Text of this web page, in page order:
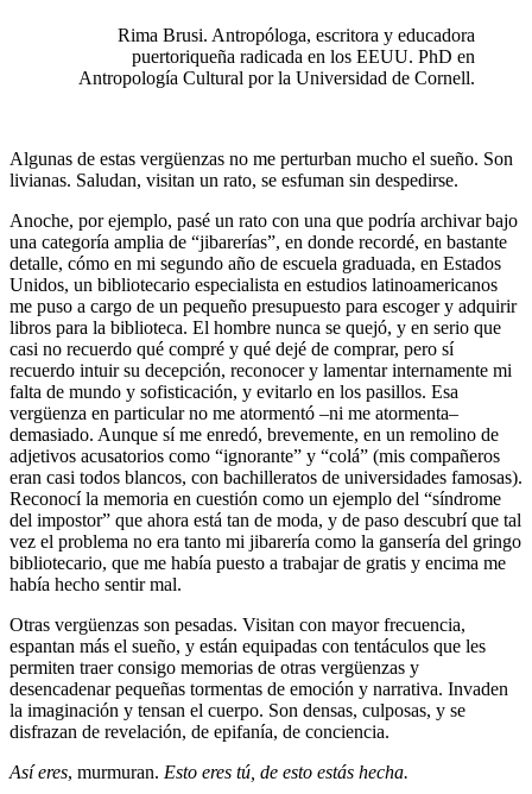
Rima Brusi. Antropóloga, escritora y educadora
puertoriqueña radicada en los EEUU. PhD en
Antropología Cultural por la Universidad de Cornell.
Algunas de estas vergüenzas no me perturban mucho el sueño. Son
livianas. Saludan, visitan un rato, se esfuman sin despedirse.
Anoche, por ejemplo, pasé un rato con una que podría archivar bajo
una categoría amplia de “jibarerías”, en donde recordé, en bastante
detalle, cómo en mi segundo año de escuela graduada, en Estados
Unidos, un bibliotecario especialista en estudios latinoamericanos
me puso a cargo de un pequeño presupuesto para escoger y adquirir
libros para la biblioteca. El hombre nunca se quejó, y en serio que
casi no recuerdo qué compré y qué dejé de comprar, pero sí
recuerdo intuir su decepción, reconocer y lamentar internamente mi
falta de mundo y sofisticación, y evitarlo en los pasillos. Esa
vergüenza en particular no me atormentó –ni me atormenta–
demasiado. Aunque sí me enredó, brevemente, en un remolino de
adjetivos acusatorios como “ignorante” y “colá” (mis compañeros
eran casi todos blancos, con bachilleratos de universidades famosas).
Reconocí la memoria en cuestión como un ejemplo del “síndrome
del impostor” que ahora está tan de moda, y de paso descubrí que tal
vez el problema no era tanto mi jibarería como la gansería del gringo
bibliotecario, que me había puesto a trabajar de gratis y encima me
había hecho sentir mal.
Otras vergüenzas son pesadas. Visitan con mayor frecuencia,
espantan más el sueño, y están equipadas con tentáculos que les
permiten traer consigo memorias de otras vergüenzas y
desencadenar pequeñas tormentas de emoción y narrativa. Invaden
la imaginación y tensan el cuerpo. Son densas, culposas, y se
disfrazan de revelación, de epifanía, de conciencia.
Así eres, murmuran. Esto eres tú, de esto estás hecha.